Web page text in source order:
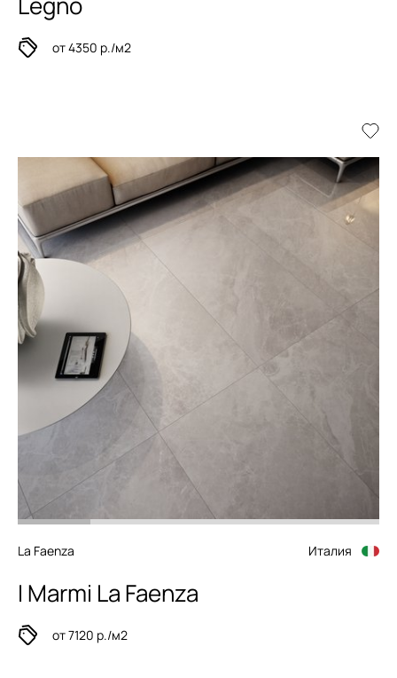
от 4350 р./м2
La Faenza Италия
I Marmi La Faenza
от 7120 р./м2